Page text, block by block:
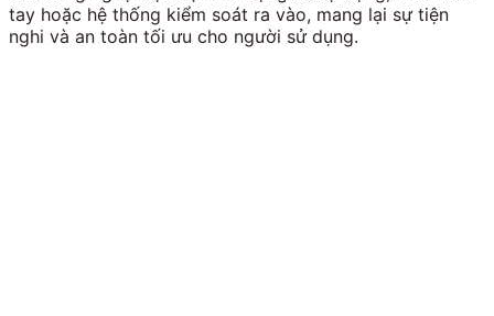
tay hoặc hệ thống kiểm soát ra vào, mang lại sự tiện
nghi và an toàn tối ưu cho người sử dụng.